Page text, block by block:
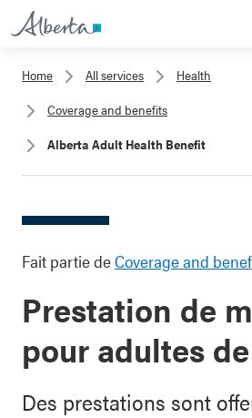
Home All services
Health
Coverage and benefits
Alberta Adult Health Benefit
Fait partie deCoverage and
Prestation de
pour adultes
Des prestations sont